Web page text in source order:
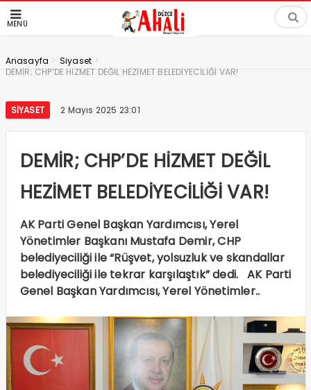
MENÜ
Anasayfa > Siyaset >
DEMİR; CHP’DE HİZMET DEĞİL HEZİMET BELEDİYECİLİĞİ VAR!
SIYASET 2 Mayıs 2025 23:01
DEMİR; CHP’DE HİZMET DEĞİL
HEZİMET BELEDİYECİLİĞİ VAR!
AK Parti Genel Başkan Yardımcısı, Yerel
Yönetimler Başkanı Mustafa Demir, CHP
belediyeciliği ile “Rüşvet, yolsuzluk ve skandallar
belediyeciliği ile tekrar karşılaştık” dedi. AK Parti
Genel Başkan Yardımcısı, Yerel Yönetimler..